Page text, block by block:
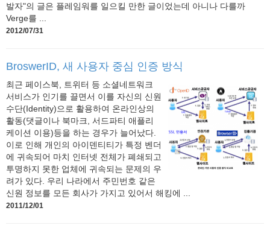
발자"의 글은 플레임워를 일으킬 만한 글이었는데 아니나 다를까
Verge를 ...
2012/07/31
BroswerID, 새 사용자 중심 인증 방식
최근 페이스북, 트위터 등 소셜네트워크
서비스가 인기를 끌면서 이를 자신의 신원
수단(Identity)으로 활용하여 온라인상의
활동(댓글이나 북마크, 서드파티 애플리
케이션 이용)등을 하는 경우가 늘어났다.
이로 인해 개인의 아이덴티티가 특정 벤더
에 귀속되어 마치 인터넷 전체가 폐쇄되고
투명하지 못한 업체에 귀속되는 문제의 우
려가 있다. 우리 나라에서 주민번호 같은
신원 정보를 모든 회사가 가지고 있어서 해킹에 ...
2011/12/01